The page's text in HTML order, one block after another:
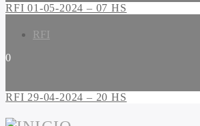
RFI 01-05-2024 – 07 HS
RFI
0
RFI 29-04-2024 – 20 HS